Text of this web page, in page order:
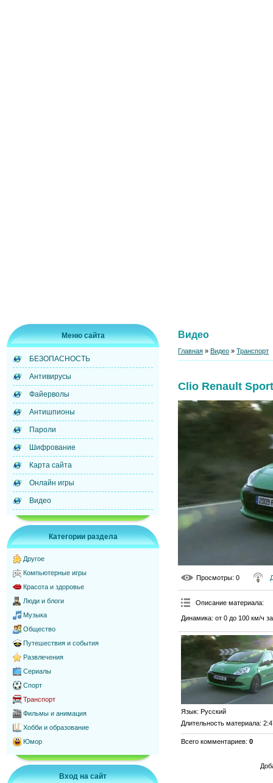
Меню сайта
БЕЗОПАСНОСТЬ
Антивирусы
Файерволы
Антишпионы
Пароли
Шифрование
Карта сайта
Онлайн игры
Видео
Категории раздела
Другое
Компьютерные игры
Красота и здоровье
Люди и блоги
Музыка
Общество
Путешествия и события
Развлечения
Сериалы
Спорт
Транспорт
Фильмы и анимация
Хобби и образование
Юмор
Вход на сайт
Видео
Главная » Видео » Транспорт
Clio Renault
Просмотры: 0
Описание материала:
Динамика: от 0 до 100 км/ч
Язык: Русский
Длительность материала:
Всего комментариев: 0